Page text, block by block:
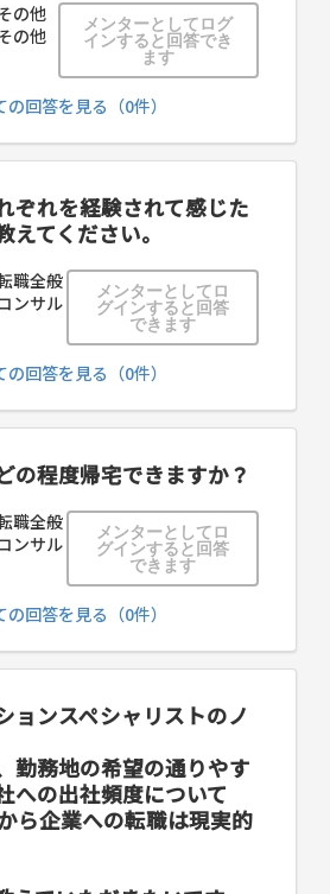
の他
の他
メンターとしてログ
インすると回答でき
ます
の回答を見る（0件）
ぞれを経験されて感じた
えてください。
職全般
ンサル
メンターとしてロ
グインすると回答
できます
の回答を見る（0件）
の程度帰宅できますか？
職全般
ンサル
メンターとしてロ
グインすると回答
できます
の回答を見る（0件）
ョンスペシャリストのノ
勤務地の希望の通りやす
への出社頻度について
ら企業への転職は現実的